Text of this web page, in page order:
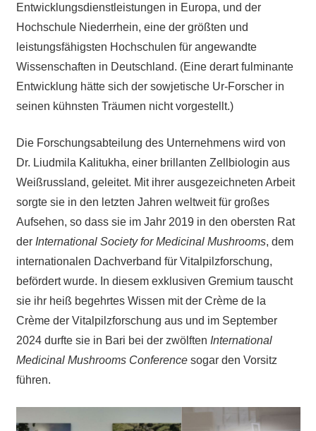
Entwicklungsdienstleistungen in Europa, und der
Hochschule Niederrhein, eine der größten und
leistungsfähigsten Hochschulen für angewandte
Wissenschaften in Deutschland. (Eine derart fulminante
Entwicklung hätte sich der sowjetische Ur-Forscher in
seinen kühnsten Träumen nicht vorgestellt.)
Die Forschungsabteilung des Unternehmens wird von
Dr. Liudmila Kalitukha, einer brillanten Zellbiologin aus
Weißrussland, geleitet. Mit ihrer ausgezeichneten Arbeit
sorgte sie in den letzten Jahren weltweit für großes
Aufsehen, so dass sie im Jahr 2019 in den obersten Rat
der International Society for Medicinal Mushrooms, dem
internationalen Dachverband für Vitalpilzforschung,
befördert wurde. In diesem exklusiven Gremium tauscht
sie ihr heiß begehrtes Wissen mit der Crème de la
Crème der Vitalpilzforschung aus und im September
2024 durfte sie in Bari bei der zwölften International
Medicinal Mushrooms Conference sogar den Vorsitz
führen.